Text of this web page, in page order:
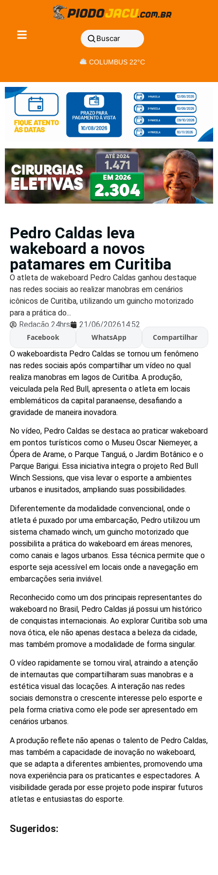
Buscar
COLUMBUS 22°C
Pedro Caldas leva
wakeboard a novos
patamares em Curitiba
O atleta de wakeboard Pedro Caldas ganhou destaque
nas redes sociais ao realizar manobras em cenários
icônicos de Curitiba, utilizando um guincho motorizado
para a prática do...
Redação 24hrs
21/06/202614:52
Facebook
WhatsApp
Compartilhar
O wakeboardista Pedro Caldas se tornou um fenômeno
nas redes sociais após compartilhar um vídeo no qual
realiza manobras em lagos de Curitiba. A produção,
veiculada pela Red Bull, apresenta o atleta em locais
emblemáticos da capital paranaense, desafiando a
gravidade de maneira inovadora.
No vídeo, Pedro Caldas se destaca ao praticar wakeboard
em pontos turísticos como o Museu Oscar Niemeyer, a
Ópera de Arame, o Parque Tanguá, o Jardim Botânico e o
Parque Barigui. Essa iniciativa integra o projeto Red Bull
Winch Sessions, que visa levar o esporte a ambientes
urbanos e inusitados, ampliando suas possibilidades.
Diferentemente da modalidade convencional, onde o
atleta é puxado por uma embarcação, Pedro utilizou um
sistema chamado winch, um guincho motorizado que
possibilita a prática do wakeboard em áreas menores,
como canais e lagos urbanos. Essa técnica permite que o
esporte seja acessível em locais onde a navegação em
embarcações seria inviável.
Reconhecido como um dos principais representantes do
wakeboard no Brasil, Pedro Caldas já possui um histórico
de conquistas internacionais. Ao explorar Curitiba sob uma
nova ótica, ele não apenas destaca a beleza da cidade,
mas também promove a modalidade de forma singular.
O vídeo rapidamente se tornou viral, atraindo a atenção
de internautas que compartilharam suas manobras e a
estética visual das locações. A interação nas redes
sociais demonstra o crescente interesse pelo esporte e
pela forma criativa como ele pode ser apresentado em
cenários urbanos.
A produção reflete não apenas o talento de Pedro Caldas,
mas também a capacidade de inovação no wakeboard,
que se adapta a diferentes ambientes, promovendo uma
nova experiência para os praticantes e espectadores. A
visibilidade gerada por esse projeto pode inspirar futuros
atletas e entusiastas do esporte.
Sugeridos: